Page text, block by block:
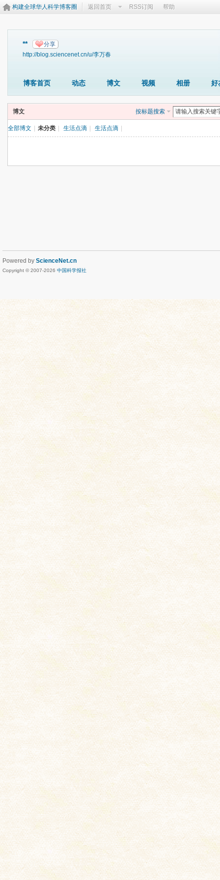
构建全球华人科学博客圈 返回首页 RSS订阅 帮助
** 分享
http://blog.sciencenet.cn/u/李万春
博客首页 动态 博文 视频 相册 好
博文 按标题搜索
全部博文 未分类 生活点滴 生活点滴
Powered by ScienceNet.cn
Copyright © 2007-2026 中国科学报社